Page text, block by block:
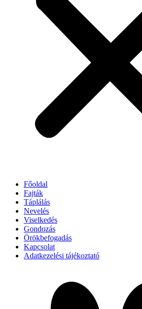
Főoldal
Fajták
Táplálás
Nevelés
Viselkedés
Gondozás
Örökbefogadás
Kapcsolat
Adatkezelési tájékoztató